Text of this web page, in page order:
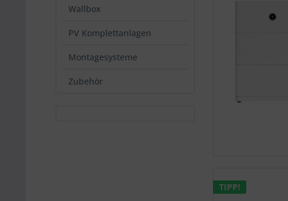
Wallbox
PV Komplettanlagen
Montagesysteme
Zubehör
TIPP!